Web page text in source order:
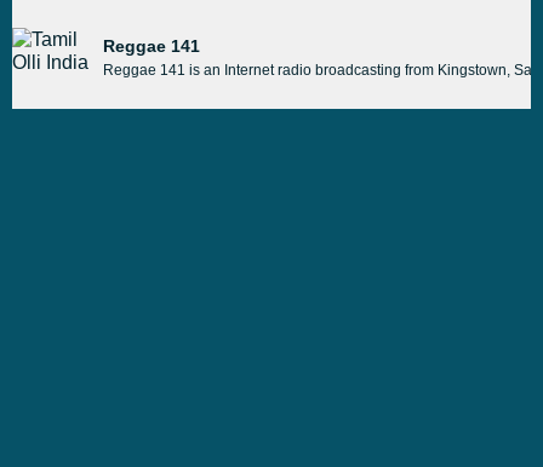
Reggae 141
Reggae 141 is an Internet radio broadcasting from Kingstown,